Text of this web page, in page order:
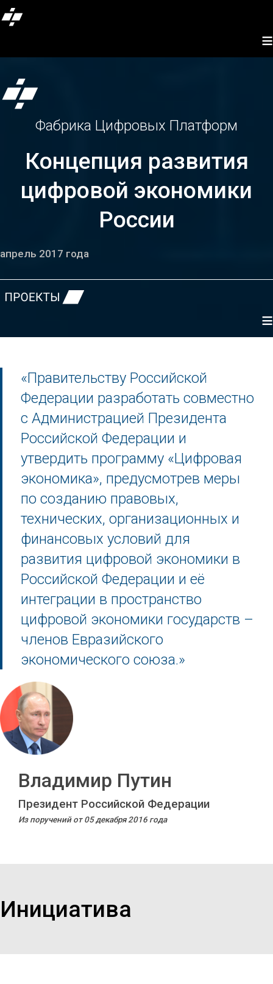
≡
Фабрика Цифровых Платформ
Концепция развития
цифровой экономики
России
апрель 2017 года
≡
«Правительству Российской
Федерации разработать совместно
с Администрацией Президента
Российской Федерации и
утвердить программу «Цифровая
экономика», предусмотрев меры
по созданию правовых,
технических, организационных и
финансовых условий для
развития цифровой экономики в
Российской Федерации и её
интеграции в пространство
цифровой экономики государств –
членов Евразийского
экономического союза.»
Владимир Путин
Президент Российской Федерации
Из поручений от 05 декабря 2016 года
Инициатива